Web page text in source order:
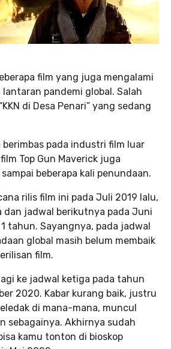
film yang juga mengalami
pandemi global. Salah
di Desa Penari” yang sedang
pada industri film luar
Top Gun Maverick juga
beberapa kali penundaan.
rilis film ini pada Juli 2019 lalu,
jadwal berikutnya pada Juni
tahun. Sayangnya, pada jadwal
global masih belum membaik
film.
ke jadwal ketiga pada tahun
2020. Kabar kurang baik, justru
di mana-mana, muncul
sebagainya. Akhirnya sudah
kamu tonton di bioskop